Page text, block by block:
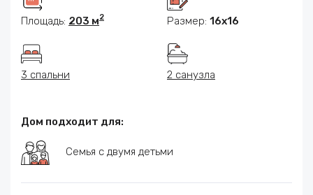
Площадь: 203 м2 Размер: 16x16
3 спальни 2 санузла
Дом подходит для:
Семья с двумя детьми